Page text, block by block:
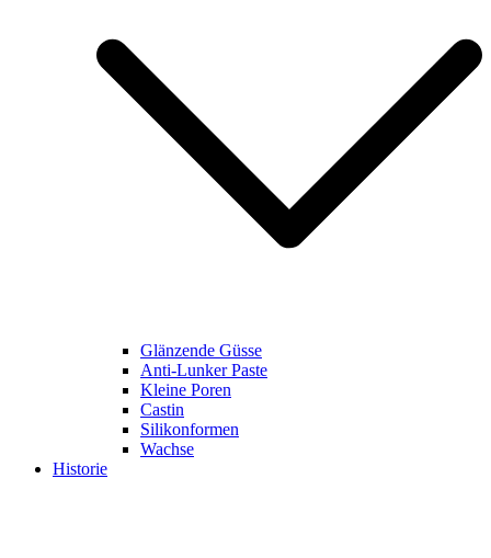
Glänzende Güsse
Anti-Lunker Paste
Kleine Poren
Castin
Silikonformen
Wachse
Historie